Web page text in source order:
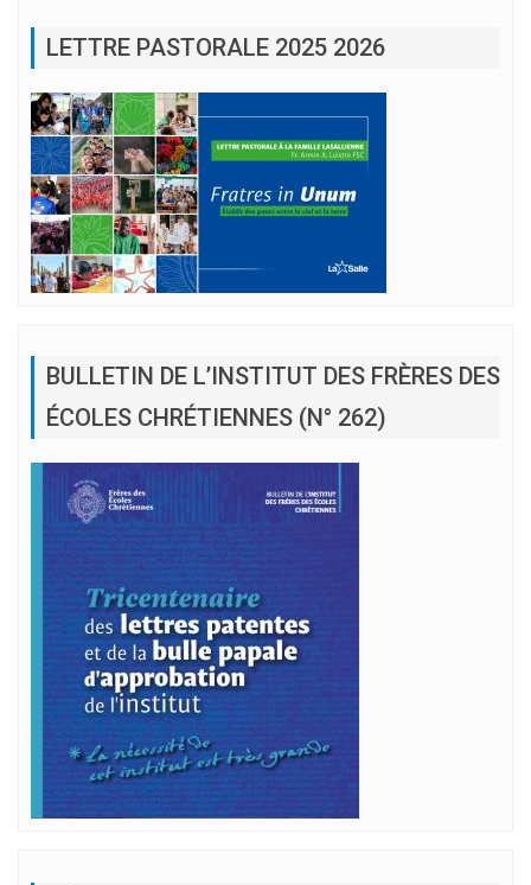
LETTRE PASTORALE 2025 2026
BULLETIN DE L’INSTITUT DES FRÈRES DES
ÉCOLES CHRÉTIENNES (N° 262)